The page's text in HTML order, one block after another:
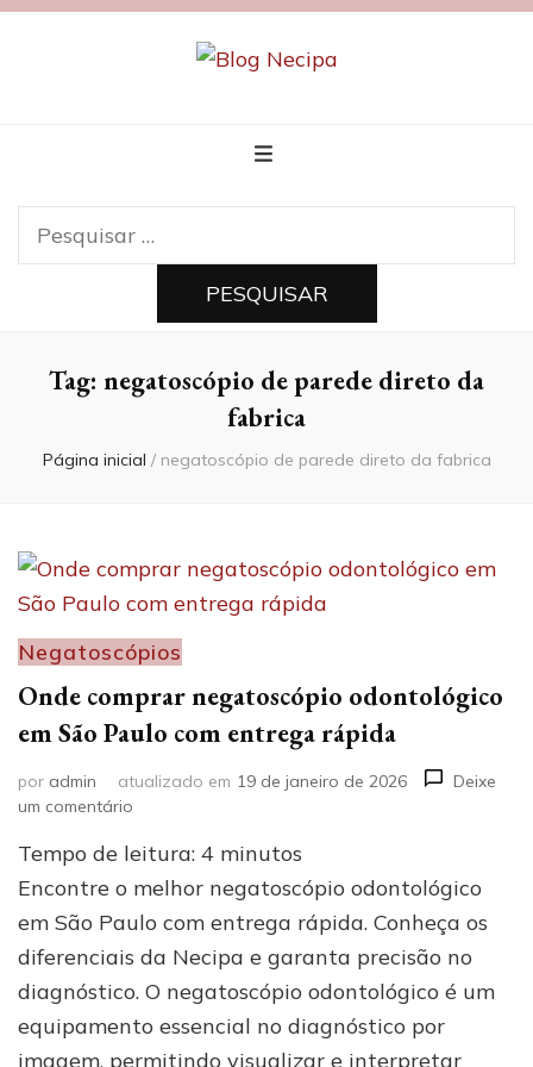
Pesquisar
por:
Tag: negatoscópio de parede direto da
fabrica
Página inicial / negatoscópio de parede direto da fabrica
Negatoscópios
Onde comprar negatoscópio odontológico
em São Paulo com entrega rápida
por admin atualizado em 19 de janeiro de 2026
Deixe
um comentário
comprar
negatoscópio
odontológico
em
São
Paulo
com
entrega
rápida
Tempo de leitura: 4 minutos
Encontre o melhor negatoscópio odontológico
em São Paulo com entrega rápida. Conheça os
diferenciais da Necipa e garanta precisão no
diagnóstico. O negatoscópio odontológico é um
equipamento essencial no diagnóstico por
imagem, permitindo visualizar e interpretar